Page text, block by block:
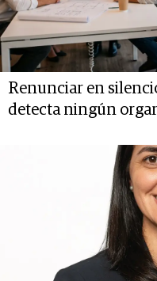
Renunciar en
detecta ningún